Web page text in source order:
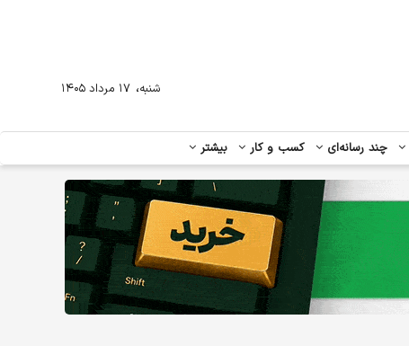
چند رسانه‌ای کسب و کار بیشتر
شنبه، ۱۷ مرداد ۱۴۰۵